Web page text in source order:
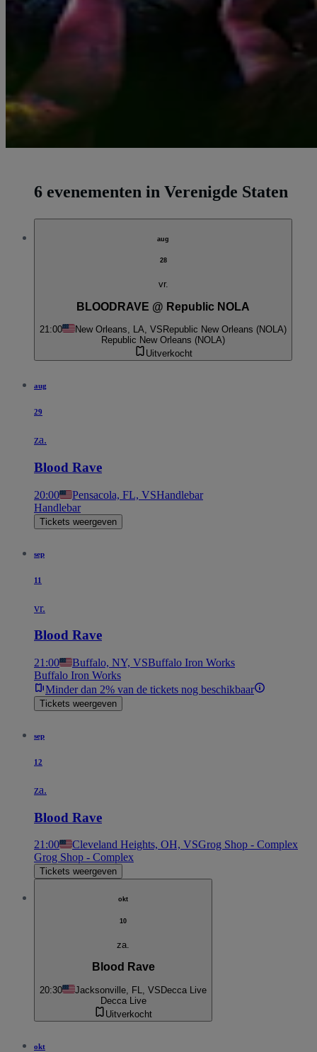
6 evenementen in Verenigde Staten
aug
28
vr.
BLOODRAVE @ Republic NOLA
21:00 New Orleans, LA, VS Republic New Orleans (NOLA)
Republic New Orleans (NOLA)
Uitverkocht
aug
29
za.
Blood Rave
20:00 Pensacola, FL, VSHandlebar
Handlebar
Tickets weergeven
sep
11
vr.
Blood Rave
21:00 Buffalo, NY, VSBuffalo Iron Works
Buffalo Iron Works
Minder dan 2% van de tickets nog beschikbaar
Tickets weergeven
sep
12
za.
Blood Rave
21:00 Cleveland Heights, OH, VSGrog Shop - Complex
Grog Shop - Complex
Tickets weergeven
okt
10
za.
Blood Rave
20:30 Jacksonville, FL, VS Decca Live
Decca Live
Uitverkocht
okt